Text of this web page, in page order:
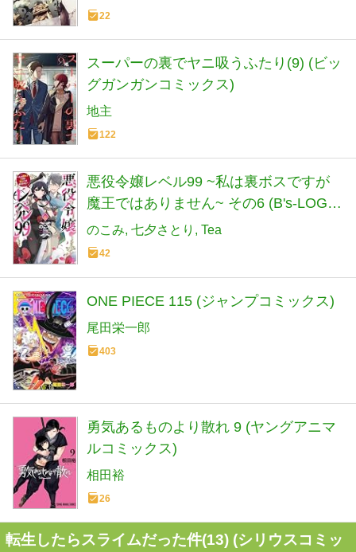
22
スーパーの裏でヤニ吸うふたり(9) (ビッ
グガンガンコミックス)
地主
122
悪役令嬢レベル99 ~私は裏ボスですが
魔王ではありません~ その6 (B's-LOG
COMICS)
のこみ 七夕さとり Tea
42
ONE PIECE 115 (ジャンプコミックス)
尾田栄一郎
403
勇気あるものより散れ 9 (ヤングアニマ
ルコミックス)
相田裕
26
転生したらスライムだった件(13) (シリウスコミッ